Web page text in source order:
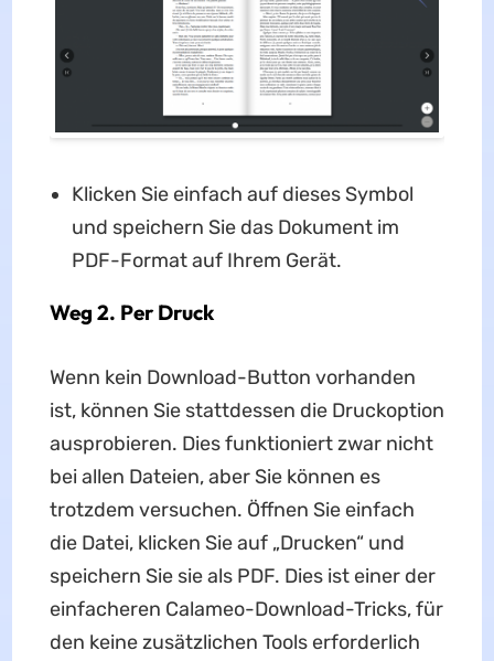
Klicken Sie einfach auf dieses Symbol
und speichern Sie das Dokument im
PDF-Format auf Ihrem Gerät.
Weg 2. Per Druck
Wenn kein Download-Button vorhanden
ist, können Sie stattdessen die Druckoption
ausprobieren. Dies funktioniert zwar nicht
bei allen Dateien, aber Sie können es
trotzdem versuchen. Öffnen Sie einfach
die Datei, klicken Sie auf „Drucken“ und
speichern Sie sie als PDF. Dies ist einer der
einfacheren Calameo-Download-Tricks, für
den keine zusätzlichen Tools erforderlich